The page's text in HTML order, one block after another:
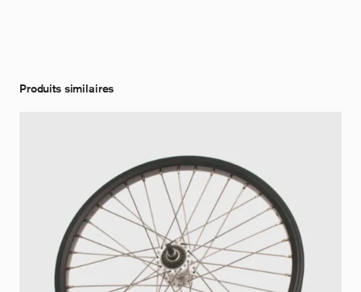
Produits similaires